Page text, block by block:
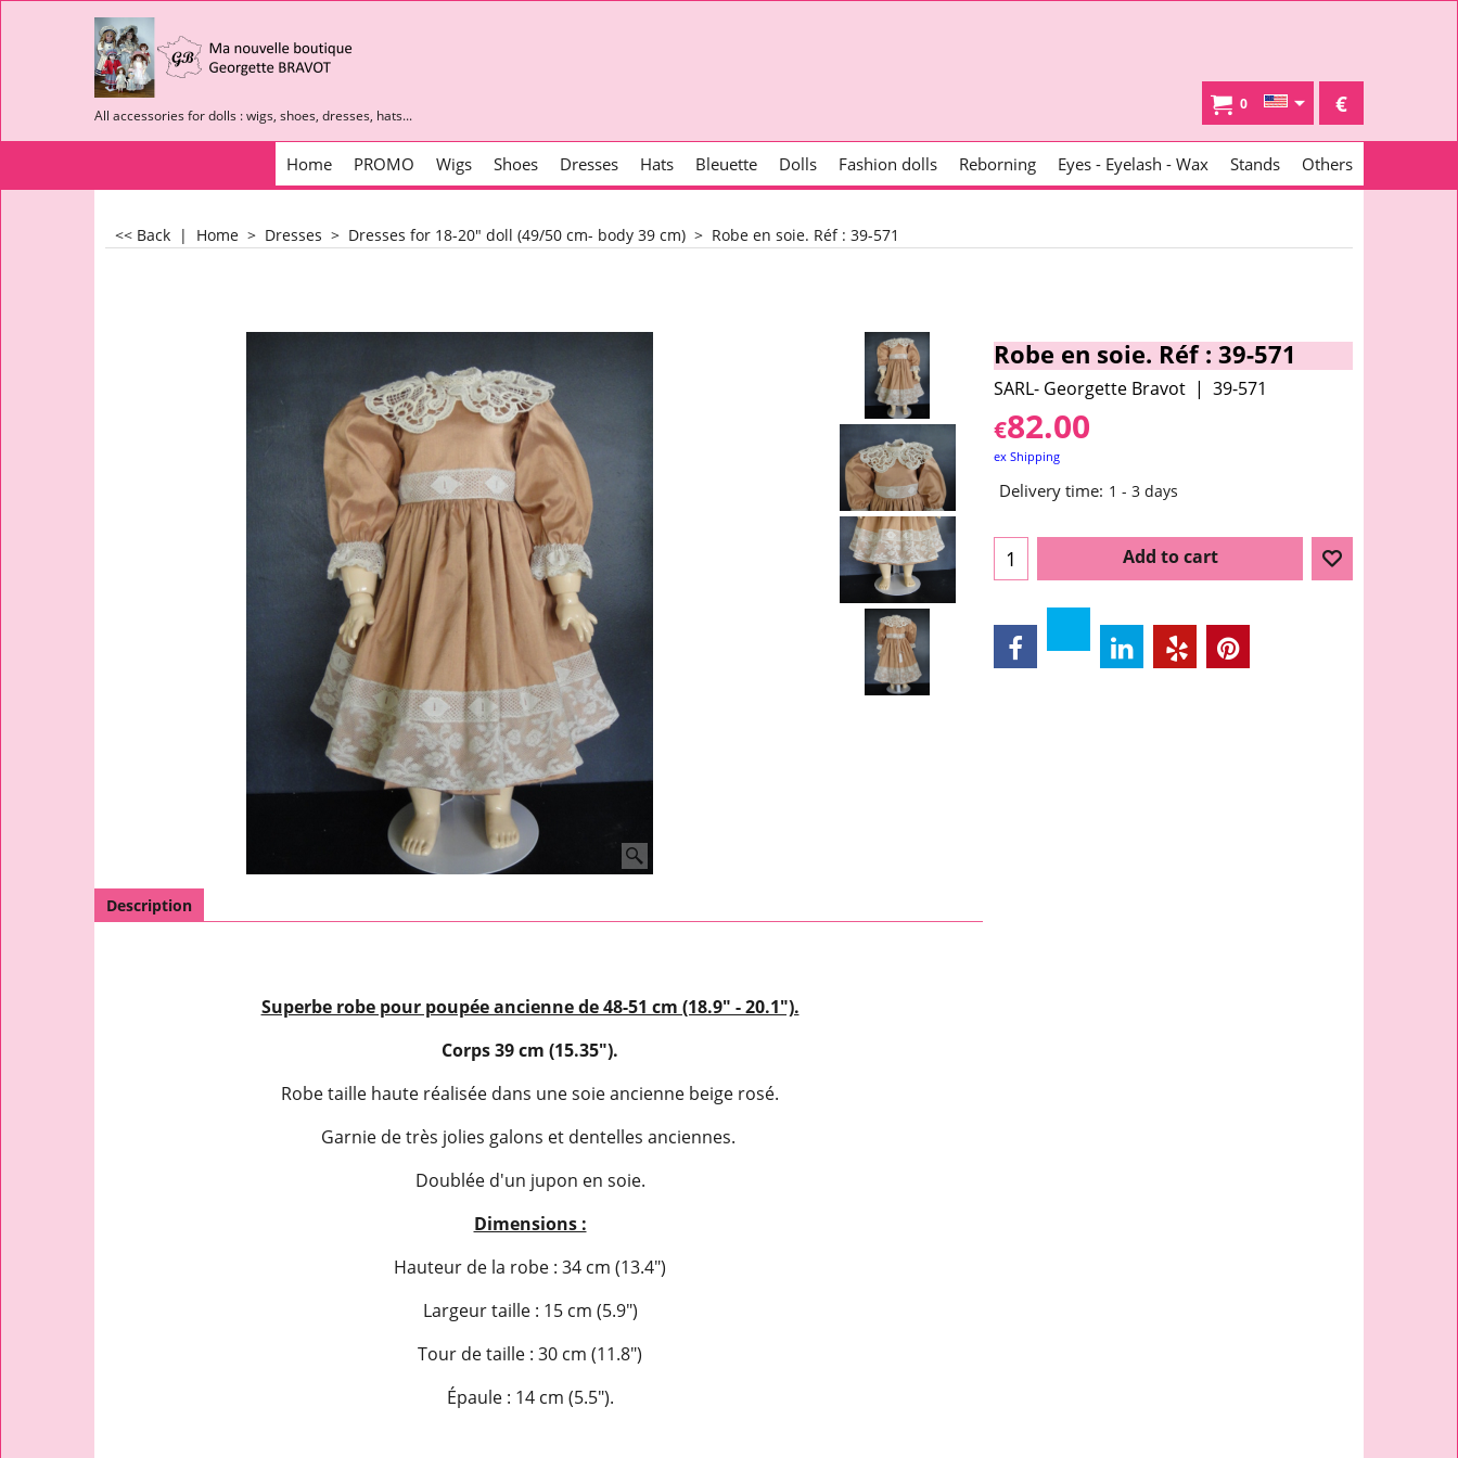
All accessories for dolls : wigs, shoes, dresses, hats...
0 €
Home PROMO Wigs Shoes Dresses Hats Bleuette Dolls Fashion dolls Reborning Eyes - Eyelash - Wax Stands Others
<< Back | Home > Dresses > Dresses for 18-20" doll (49/50 cm- body 39 cm) > Robe en soie. Réf : 39-571
Robe en soie. Réf : 39-571
SARL- Georgette Bravot 39-571
€82.00
ex Shipping
Delivery time: 1 - 3 days
Add to cart
Description
Superbe robe pour poupée ancienne de 48-51 cm (18.9" - 20.1").
Corps 39 cm (15.35").
Robe taille haute réalisée dans une soie ancienne beige rosé.
Garnie de très jolies galons et dentelles anciennes.
Doublée d'un jupon en soie.
Dimensions :
Hauteur de la robe : 34 cm (13.4")
Largeur taille : 15 cm (5.9")
Tour de taille : 30 cm (11.8")
Épaule : 14 cm (5.5").